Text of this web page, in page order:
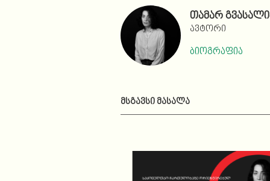
თამარ
ავტორი
ბიოგრაფია
ᲛᲡᲒᲐᲕᲡᲘ ᲛᲐᲡᲐᲚᲐ